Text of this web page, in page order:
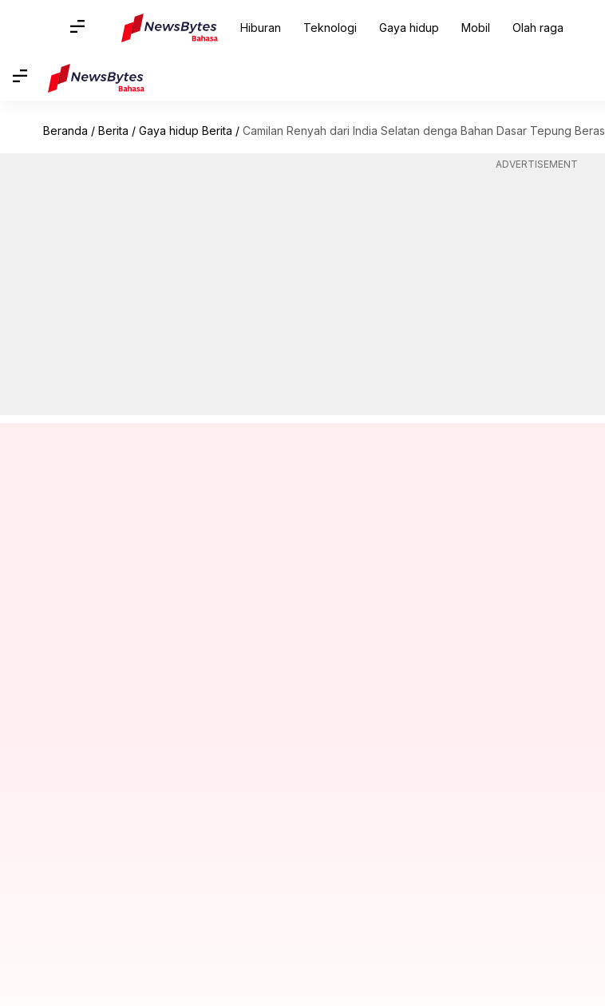
Hiburan Teknologi Gaya hidup Mobil Olah raga
Beranda / Berita / Gaya hidup Berita / Camilan Renyah dari India Selatan denga Bahan Dasar Tepung Beras
ADVERTISEMENT